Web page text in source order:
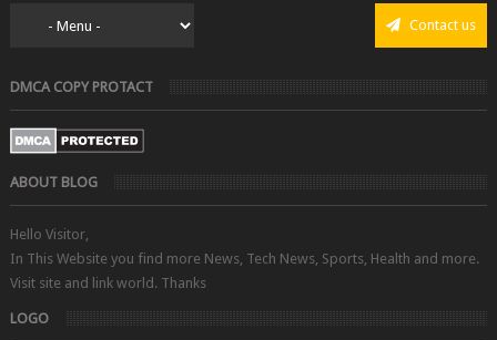
Contact us
DMCA COPY PROTACT
ABOUT BLOG
Hello Visitor,
In This Website you find more News, Tech News, Sports, Health and more.
Visit site and link world. Thanks
LOGO